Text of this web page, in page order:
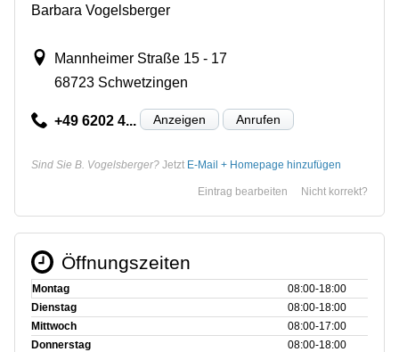
Barbara Vogelsberger
Mannheimer Straße 15 - 17
68723 Schwetzingen
+49 6202 4... Anzeigen Anrufen
Sind Sie B. Vogelsberger? Jetzt E-Mail + Homepage hinzufügen
Nicht korrekt?
Eintrag bearbeiten
Öffnungszeiten
Montag
08:00‑18:00
Dienstag
08:00‑18:00
Mittwoch
08:00‑17:00
Donnerstag
08:00‑18:00